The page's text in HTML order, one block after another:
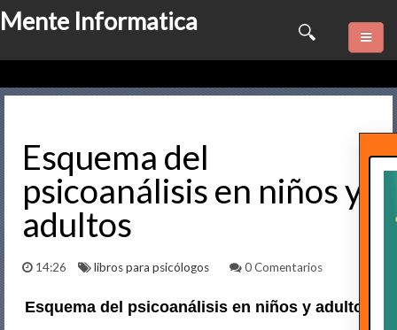
Mente Informatica
Quienes somos
Consulta Online
Software
Marketing
Series
Esquema del
psicoanálisis en niños y
adultos
14:26 libros para psicólogos 0 Comentarios
Esquema del psicoanálisis en niños y adultos